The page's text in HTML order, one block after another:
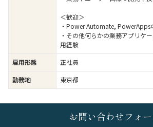
＜歓迎＞
・Power Automate, PowerApps
・その他何らかの業務アプリケ
用経験
雇用形態
正社員
勤務地
東京都
お問い合わせフォ